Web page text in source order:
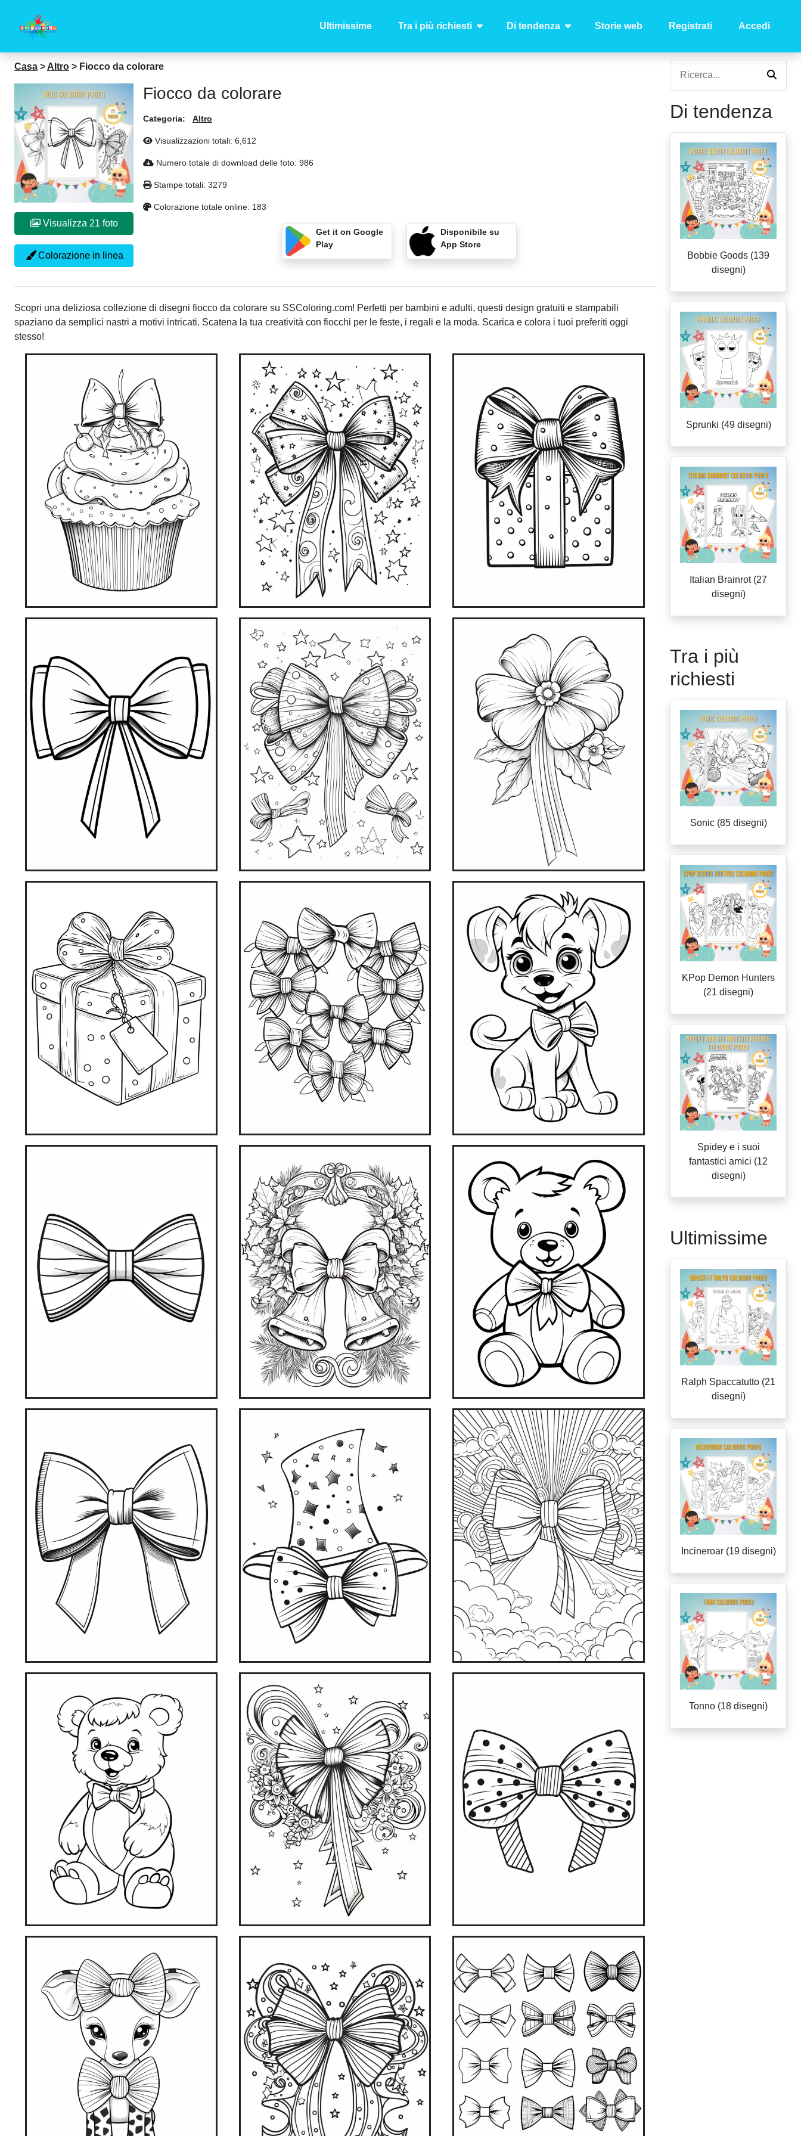
Ultimissime Tra i più richiesti Di tendenza Storie web Registrati Accedi
Casa > Altro > Fiocco da colorare
Visualizza 21 foto
Colorazione in linea
Fiocco da colorare
Categoria: Altro
Visualizzazioni totali: 6,612
Numero totale di download delle foto: 986
Stampe totali: 3279
Colorazione totale online: 183
Get it on Google
Play
Disponibile su
App Store
Scopri una deliziosa collezione di disegni fiocco da colorare su SSColoring.com! Perfetti per bambini e adulti, questi design gratuiti e stampabili
spaziano da semplici nastri a motivi intricati. Scatena la tua creatività con fiocchi per le feste, i regali e la moda. Scarica e colora i tuoi preferiti oggi
stesso!
Di tendenza
Bobbie Goods (139
disegni)
Sprunki (49 disegni)
Italian Brainrot (27
disegni)
Tra i più
richiesti
Sonic (85 disegni)
KPop Demon Hunters
(21 disegni)
Spidey e i suoi
fantastici amici (12
disegni)
Ultimissime
Ralph Spaccatutto (21
disegni)
Incineroar (19 disegni)
Tonno (18 disegni)